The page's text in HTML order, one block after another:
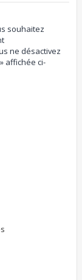
souhaitez
ne désactivez
affichée ci-